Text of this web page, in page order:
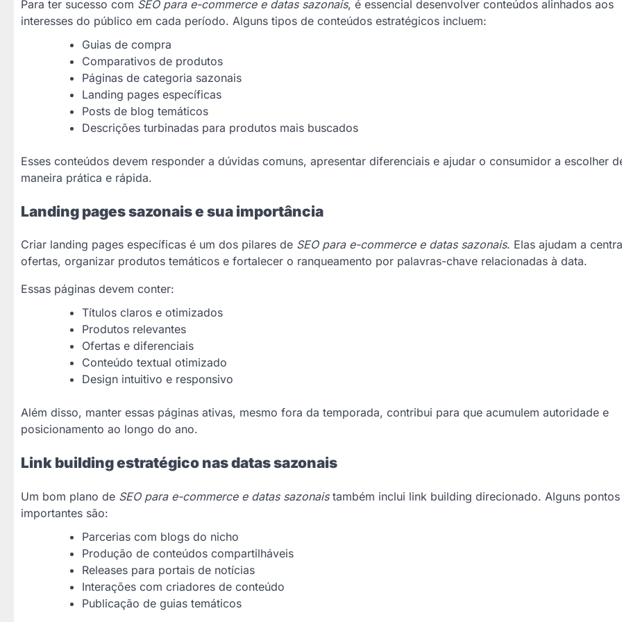
Para ter sucesso com SEO para e-commerce e datas sazonais, é essencial desenvolver conteúdos alinhados aos
interesses do público em cada período. Alguns tipos de conteúdos estratégicos incluem:
Guias de compra
Comparativos de produtos
Páginas de categoria sazonais
Landing pages específicas
Posts de blog temáticos
Descrições turbinadas para produtos mais buscados
Esses conteúdos devem responder a dúvidas comuns, apresentar diferenciais e ajudar o consumidor a escolher
maneira prática e rápida.
Landing pages sazonais e sua importância
Criar landing pages específicas é um dos pilares de SEO para e-commerce e datas sazonais. Elas ajudam a
ofertas, organizar produtos temáticos e fortalecer o ranqueamento por palavras-chave relacionadas à data.
Essas páginas devem conter:
Títulos claros e otimizados
Produtos relevantes
Ofertas e diferenciais
Conteúdo textual otimizado
Design intuitivo e responsivo
Além disso, manter essas páginas ativas, mesmo fora da temporada, contribui para que acumulem autoridade e
posicionamento ao longo do ano.
Link building estratégico nas datas sazonais
Um bom plano de SEO para e-commerce e datas sazonaistambém inclui link building direcionado. Alguns pontos
importantes são:
Parcerias com blogs do nicho
Produção de conteúdos compartilháveis
Releases para portais de notícias
Interações com criadores de conteúdo
Publicação de guias temáticos